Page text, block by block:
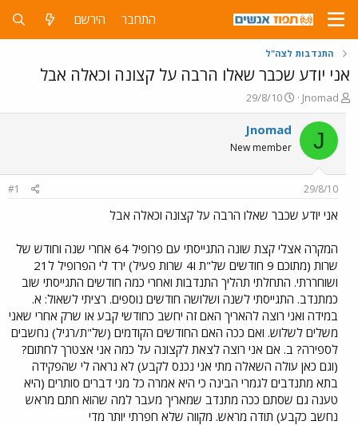
התחבר הירשם
התנדבות לצה"ל
אני יודע שכבר שאלו הרבה על קצונה וכאלה אבל
פ
ו
ת
ח
ה
ו
ש
א
Jnomad
פ
ו
ר
ס
ם
ר
ך
29/8/10
J
Jnomad
New member
29/8/10
#1
אני יודע שכבר שאלו הרבה על קצונה וכאלה אבל
המקרה אצלי קצת שונה התגייסתי עם פרופיל 64 אחרי שנה וחודש של
שרות (מתוכם 9 חודשים של"ת ו4 שרות פעיל) ירד לי הפרופיל ל21
ושוחררתי. התחלתי תהליך התנדבות ואחרי כמה חודשים התגייסתי שוב
כמתנדב. התגייסתי לשנה ושלושה חודשים נוספים. רציתי לשאול: א.
במידה ואני רוצה להאריך האם זה יחשב כחודשי קבע או שרק אחרי שאני
משלים לשלוש. ואם ככה האם החודשים הקודמים (של"ת/רגיל) נחשבים
לספירה? ב. אם אני רוצה לצאת לקצונה על כמה אני אצטרך לחתום?
(וגם כאן עולה השאלה מתי אני נכנס לקבע) לא נראה לי שהפקידה
בתא מתנדבים לגמרי הבינה כי היא אמרה כל מני דברים סותרים (היא
טענה גם שסתם ככה מתנדב שמאריך מעבר למה שהוא חתם מראש
נחשב כקבע) תודה מראש. מקווה שלא חפרתי יותר מדי